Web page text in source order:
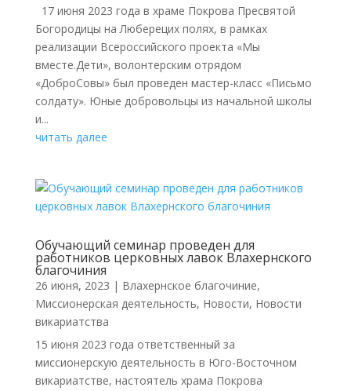
17 июня 2023 года в храме Покрова Пресвятой
Богородицы на Люберецих полях, в рамках
реализации Всероссийского проекта «Мы
вместе.Дети», волонтерским отрядом
«ДоброСовы» был проведен мастер-класс «Письмо
солдату». Юные добровольцы из начальной школы
и...
читать далее
Обучающий семинар проведен для
работников церковных лавок Влахернского
благочиния
26 июня, 2023 | Влахернское благочиние,
Миссионерская деятельность, Новости, Новости
викариатства
15 июня 2023 года ответственный за
миссионерскую деятельность в Юго-Восточном
викариатстве, настоятель храма Покрова